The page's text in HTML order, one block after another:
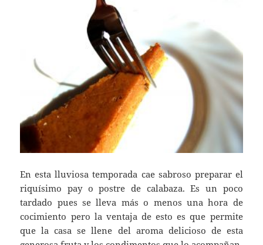
En esta lluviosa temporada cae sabroso preparar el
riquísimo pay o postre de calabaza. Es un poco
tardado pues se lleva más o menos una hora de
cocimiento pero la ventaja de esto es que permite
que la casa se llene del aroma delicioso de esta